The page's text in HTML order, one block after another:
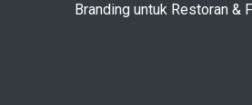
Branding untuk Restoran &